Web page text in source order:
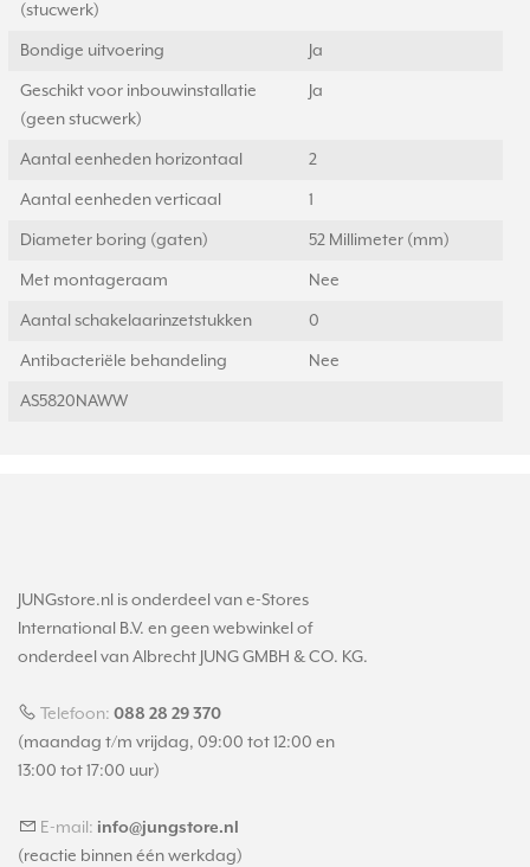
(stucwerk)
Bondige uitvoering Ja
Geschikt voor inbouwinstallatie
(geen stucwerk)
Ja
Aantal eenheden horizontaal 2
Aantal eenheden verticaal 1
Diameter boring (gaten) 52 Millimeter (mm)
Met montageraam Nee
Aantal schakelaarinzetstukken 0
Antibacteriële behandeling Nee
AS5820NAWW
JUNGstore.nl is onderdeel van e-Stores
International B.V. en geen webwinkel of
onderdeel van Albrecht JUNG GMBH & CO. KG.
Telefoon: 088 28 29 370
(maandag t/m vrijdag, 09:00 tot 12:00 en
13:00 tot 17:00 uur)
E-mail: info@jungstore.nl
(reactie binnen één werkdag)